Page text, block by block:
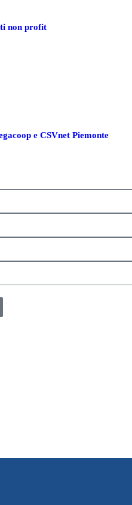
non profit
e CSVnet Piemonte